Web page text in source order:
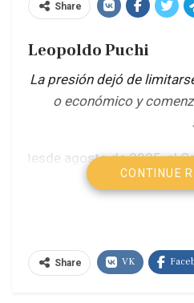
Share
Leopoldo Puchi
La presión dejó de
o económico y
Desde agosto de 2025, el
un teatro de operaciones
declaró formalmente un
CONTINUE
Share VK